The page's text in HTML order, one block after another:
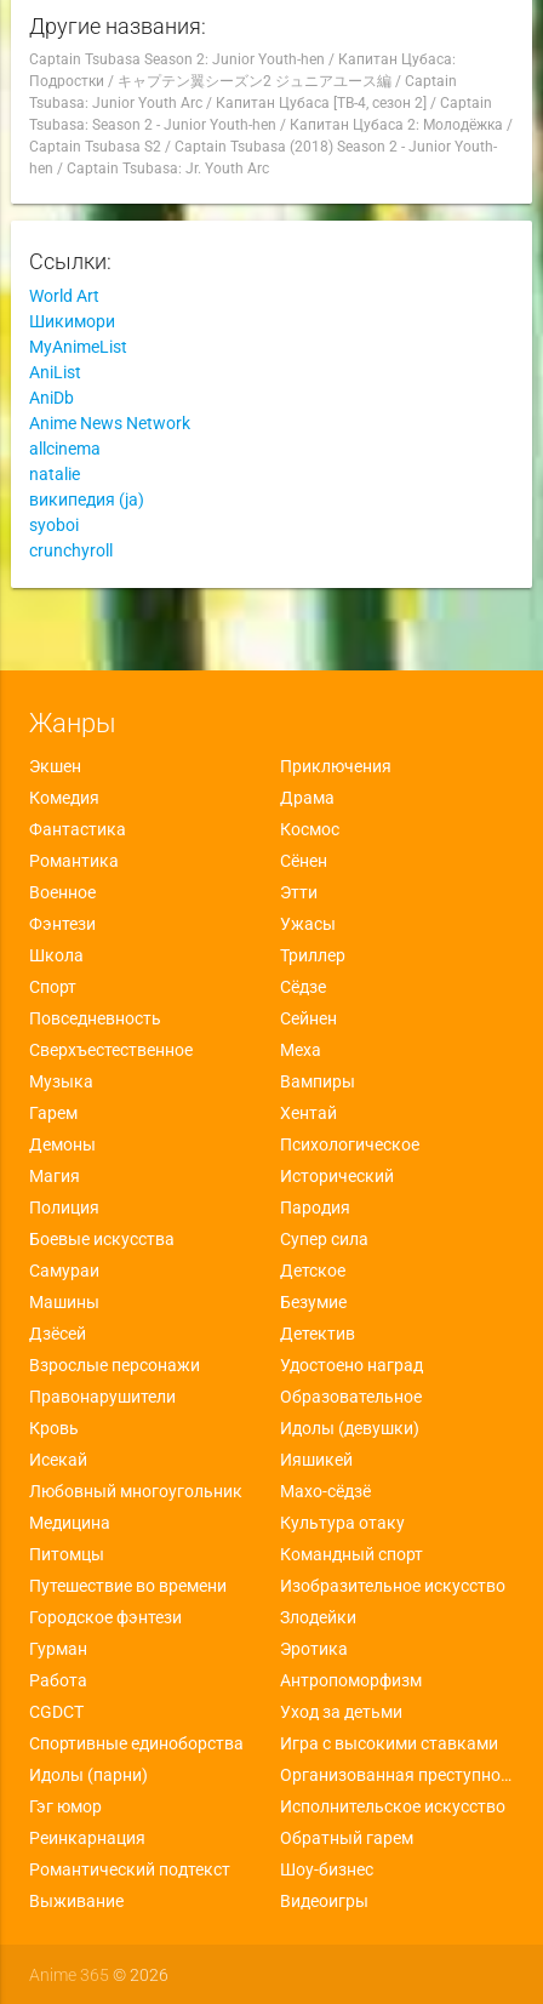
Другие названия:
Captain Tsubasa Season 2: Junior Youth-hen / Капитан Цубаса:
Подростки / キャプテン翼シーズン2 ジュニアユース編/ Captain
Tsubasa: Junior Youth Arc/ Капитан Цубаса [ТВ-4, сезон 2] / Captain
Tsubasa: Season 2 - Junior Youth-hen / Капитан Цубаса 2: Молодёжка /
Captain Tsubasa S2/ Captain Tsubasa (2018) Season 2 - Junior Youth-
hen / Captain Tsubasa: Jr. Youth Arc
Ссылки:
World Art
Шикимори
MyAnimeList
AniList
AniDb
Anime News Network
allcinema
natalie
википедия (ja)
syoboi
crunchyroll
Жанры
Экшен
Приключения
Комедия
Драма
Фантастика
Космос
Романтика
Сёнен
Военное
Этти
Фэнтези
Ужасы
Школа
Триллер
Спорт
Сёдзе
Повседневность
Сейнен
Сверхъестественное
Меха
Музыка
Вампиры
Гарем
Хентай
Демоны
Психологическое
Магия
Исторический
Полиция
Пародия
Боевые искусства
Супер сила
Самураи
Детское
Машины
Безумие
Дзёсей
Детектив
Взрослые персонажи
Удостоено наград
Правонарушители
Образовательное
Кровь
Идолы (девушки)
Исекай
Ияшикей
Любовный многоугольник
Махо-сёдзё
Медицина
Культура отаку
Питомцы
Командный спорт
Путешествие во времени
Изобразительное искусство
Городское фэнтези
Злодейки
Гурман
Эротика
Работа
Антропоморфизм
CGDCT
Уход за детьми
Спортивные единоборства
Игра с высокими ставками
Идолы (парни)
Организованная преступность
Гэг юмор
Исполнительское искусство
Реинкарнация
Обратный гарем
Романтический подтекст
Шоу-бизнес
Выживание
Видеоигры
Anime 365 © 2026